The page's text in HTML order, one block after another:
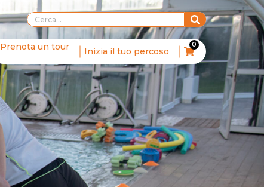
Prenota un tour Inizia il tuo percoso
0